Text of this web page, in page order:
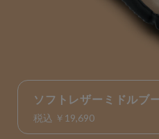
ソフトレザーミドルブ
税込 ￥19,690